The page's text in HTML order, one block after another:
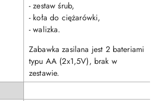
- zestaw śrub,
- koła do ciężarówki,
- walizka.
Zabawka zasilana jest 2 bateriami
typu AA (2x1,5V), brak w
zestawie.